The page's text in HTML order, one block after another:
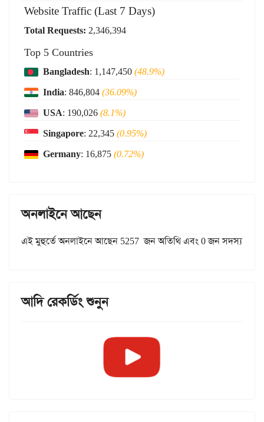
Website Traffic (Last 7 Days)
Total Requests: 2,346,394
Top 5 Countries
Bangladesh: 1,147,450(48.9%)
India: 846,804(36.09%)
USA: 190,026(8.1%)
Singapore: 22,345(0.95%)
Germany: 16,875(0.72%)
অনলাইনে আছেন
এই মুহুর্তে অনলাইনে আছেন 5257 জন অতিথি এবং 0 জন সদস্য
আদি রেকর্ডিং শুনুন